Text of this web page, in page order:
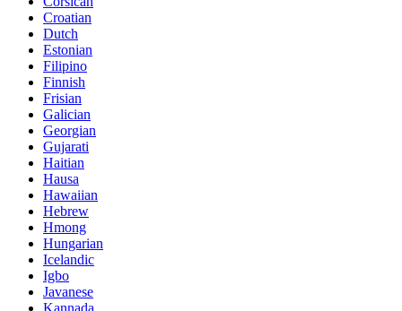
Croatian
Dutch
Estonian
Filipino
Finnish
Frisian
Galician
Georgian
Gujarati
Haitian
Hausa
Hawaiian
Hebrew
Hmong
Hungarian
Icelandic
Igbo
Javanese
Kannada